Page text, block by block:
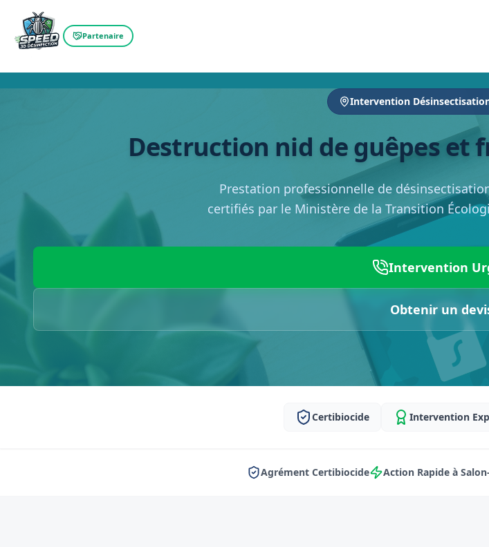
Partenaire
Intervention
Destruction nid de guêpes et
Prestation professionnelle de
certifiés par le Ministère de la Transition
Intervention
Obtenir un
Certibiocide Intervention
Agrément Certibiocide Action Rapide à